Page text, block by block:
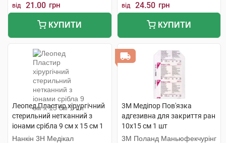
від 21.00 грн
КУПИТИ
від 24.50 грн
КУПИТИ
Леопед Пластир хірургічний
стерильний нетканний з
іонами срібла 9 см х 15 см 1
шт
Нанкін 3H Медікал
3M Медіпор Пов'язка
адгезивна для закриття ран
10х15 см 1 шт
3M Поланд Маньюфекчурінг